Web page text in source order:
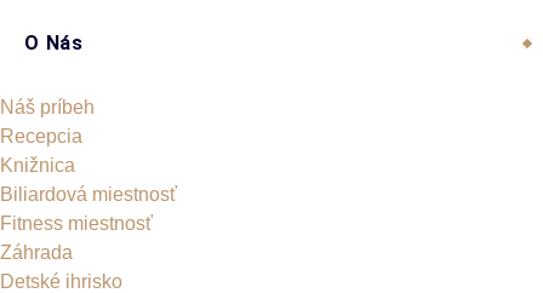
O Nás
Náš príbeh
Recepcia
Knižnica
Biliardová miestnosť
Fitness miestnosť
Záhrada
Detské ihrisko